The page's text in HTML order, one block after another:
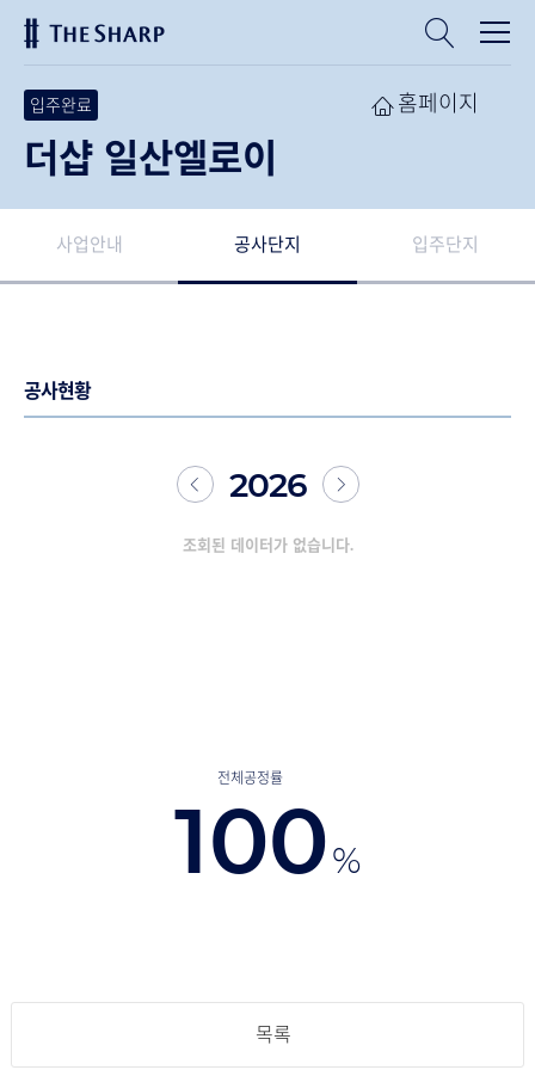
입주완료
더샵 일산엘로이
홈페이지
사업안내 공사단지 입주단지
공사현황
2026
조회된 데이터가 없습니다.
전체공정률
100%
목록